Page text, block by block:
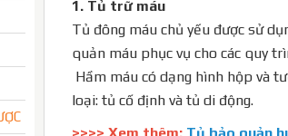
1. Tủ trữ máu
Tủ đông máu chủ yếu được sử
quản máu phục vụ cho các quy
Hầm máu có dạng hình hộp và
loại: tủ cố định và tủ di động.